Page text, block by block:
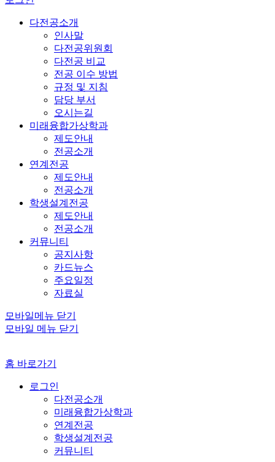
다전공소개
인사말
다전공위원회
다전공 비교
전공 이수 방법
규정 및 지침
담당 부서
오시는길
미래융합가상학과
제도안내
전공소개
연계전공
제도안내
전공소개
학생설계전공
제도안내
전공소개
커뮤니티
공지사항
카드뉴스
주요일정
자료실
모바일메뉴 닫기
모바일 메뉴 닫기
홈 바로가기
로그인
다전공소개
미래융합가상학과
연계전공
학생설계전공
커뮤니티